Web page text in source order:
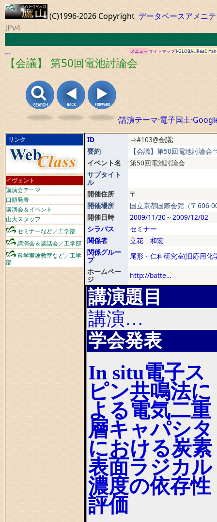
(C)1996-2026 Copyright データベースアメニ
IPv4
… メニューサイトマップJ-GLOBALReaD
【会議】 第50回電池討論会
·講演テーマ·電子国土·
リンク
イヴェント
講演会テーマ
口頭発表
講演会＆イベント
山大スタッフ
セミナーなど／工学部
講演会＆談話会／工学部
科学実験教室など／工学
部
ID
⇒#103@会議;
要約
【会議】第50回電池討論
イベント名
第50回電池討論会
サブタイト
ル
開催住所
〒
開催場所
国立京都国際会館（〒
開催日時
2009/11/30～2009/12/02
シラバス
セミナー
関係者
立花 和宏
関係グルー
プ
尾形・仁科研究室(旧応用化
ホームペー
ジ
http://batte…
講演題目
講演…
学会発表
In situ電子ス
ピン共鳴法に
よる電気二重
層キャパシタ
における炭素
表面ラジカル
濃度の依存性
評価